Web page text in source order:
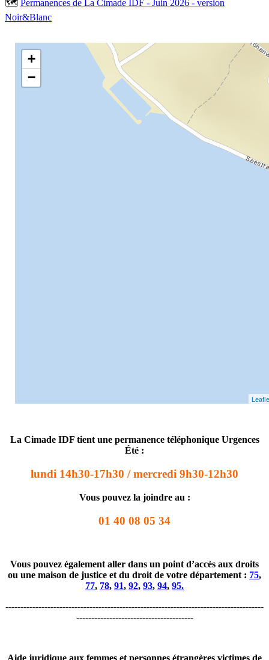
🗺 Permanences de La Cimade IDF - Juin 2026 - version
Noir&Blanc
+
−
La Cimade IDF tient une permanence téléphonique Urgences
Été :
lundi 14h30-17h30 / mercredi 9h30-12h30
Vous pouvez la joindre au :
01 40 08 05 34
Vous pouvez également aller dans un point d’accès aux droits
ou une maison de justice et du droit de votre département : 75,
77, 78, 91, 92, 93, 94, 95.
--------------------------------------------------------------------------------------
---------------------------------------